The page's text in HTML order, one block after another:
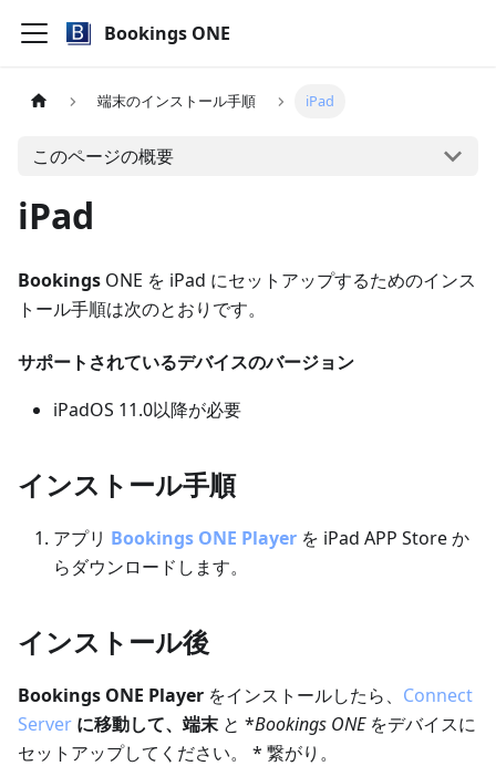
Bookings ONE
端末のインストール手順 iPad
このページの概要
iPad
Bookings ONE を iPad にセットアップするためのインス
トール手順は次のとおりです。
サポートされているデバイスのバージョン
iPadOS 11.0以降が必要
インストール手順
アプリ Bookings ONE Player を iPad APP Store か
らダウンロードします。
インストール後
Bookings ONE Player をインストールしたら、 Connect
Server に移動して、端末と *Bookings ONEをデバイスに
セットアップしてください。 * 繋がり。